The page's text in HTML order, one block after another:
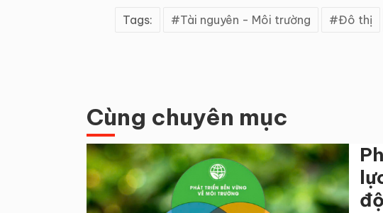
Tags: Tài nguyên - Môi trường Đô thị
Cùng chuyên mục